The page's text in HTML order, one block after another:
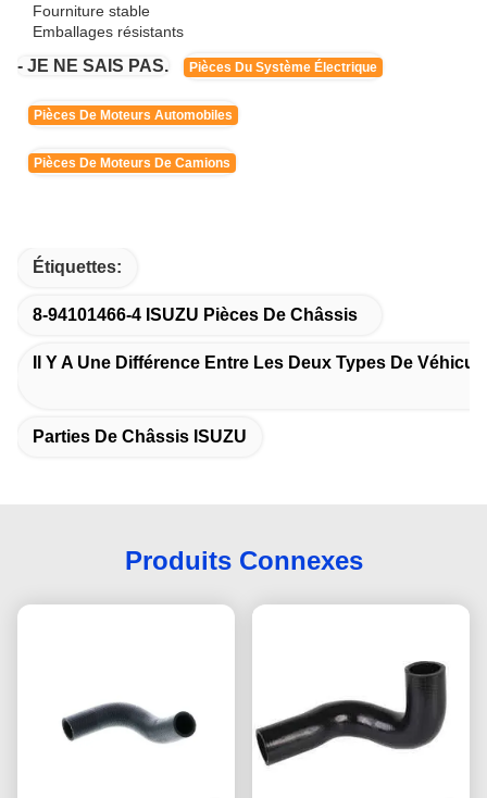
Fourniture stable
Emballages résistants
- JE NE SAIS PAS. Pièces Du Système Électrique
Pièces De Moteurs Automobiles
Pièces De Moteurs De Camions
Étiquettes:
8-94101466-4 ISUZU Pièces De Châssis
Il Y A Une Différence Entre Les Deux Types De
Parties De Châssis ISUZU
Produits Connexes